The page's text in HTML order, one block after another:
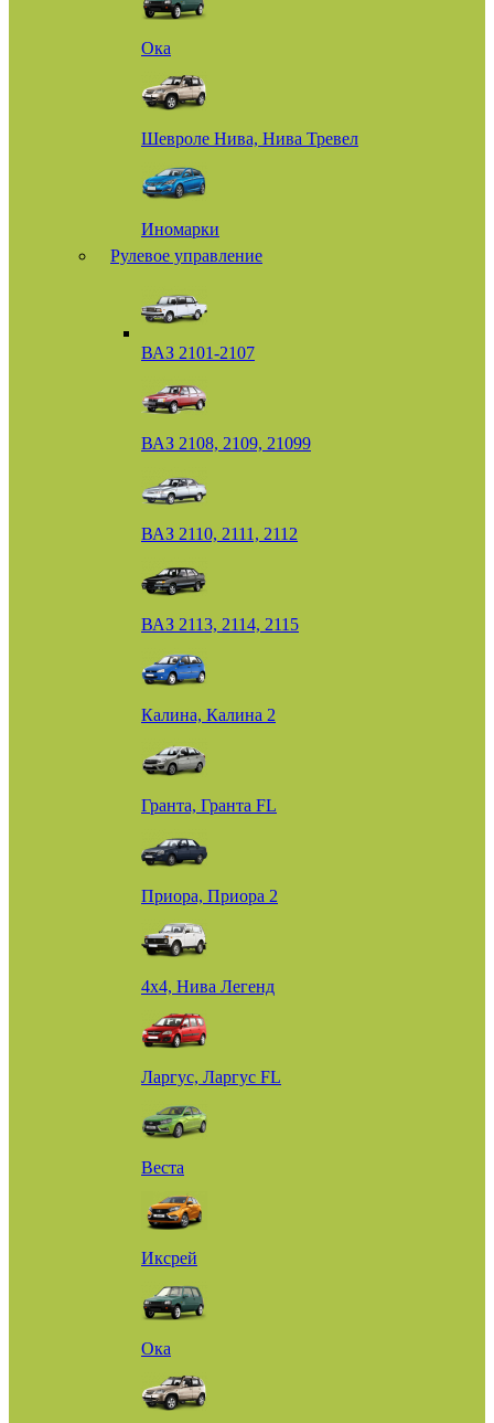
Ока
Шевроле Нива, Нива Тревел
Иномарки
Рулевое управление
ВАЗ 2101-2107
ВАЗ 2108, 2109, 21099
ВАЗ 2110, 2111, 2112
ВАЗ 2113, 2114, 2115
Калина, Калина 2
Гранта, Гранта FL
Приора, Приора 2
4х4, Нива Легенд
Ларгус, Ларгус FL
Веста
Иксрей
Ока